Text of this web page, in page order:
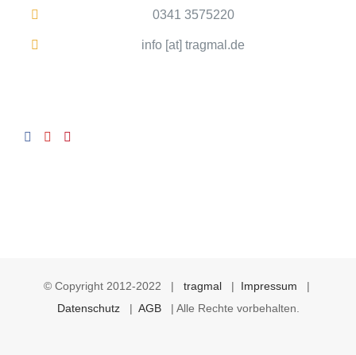
0341 3575220
info [at] tragmal.de
© Copyright 2012-2022 | tragmal| Impressum |
Datenschutz| AGB| Alle Rechte vorbehalten.